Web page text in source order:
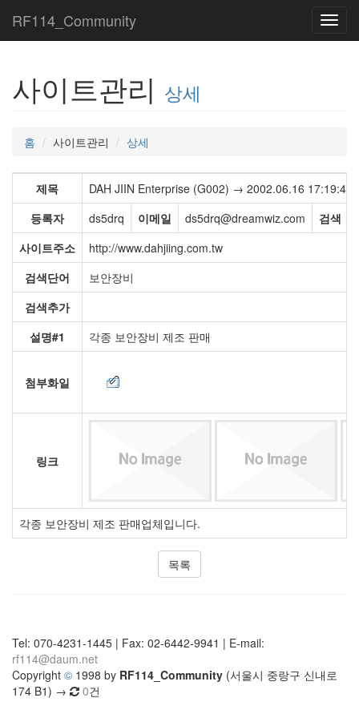
RF114_Community
사이트관리 상세
홈 사이트관리 상세
제목
DAH JIIN Enterprise (G002) → 2002.06.16 17:19:46
등록자
ds5drq 이메일 ds5drq@dreamwiz.com 검색
사이트주소
http://www.dahjiing.com.tw
검색단어
보안장비
검색추가
설명#1
각종 보안장비 제조 판매
첨부화일
링크
각종 보안장비 제조 판매업체입니다.
목록
Tel: 070-4231-1445 | Fax: 02-6442-9941 | E-mail:
rf114@daum.net
Copyright © 1998 by RF114_Community (서울시 중랑구 신내로
174 B1) →
0건